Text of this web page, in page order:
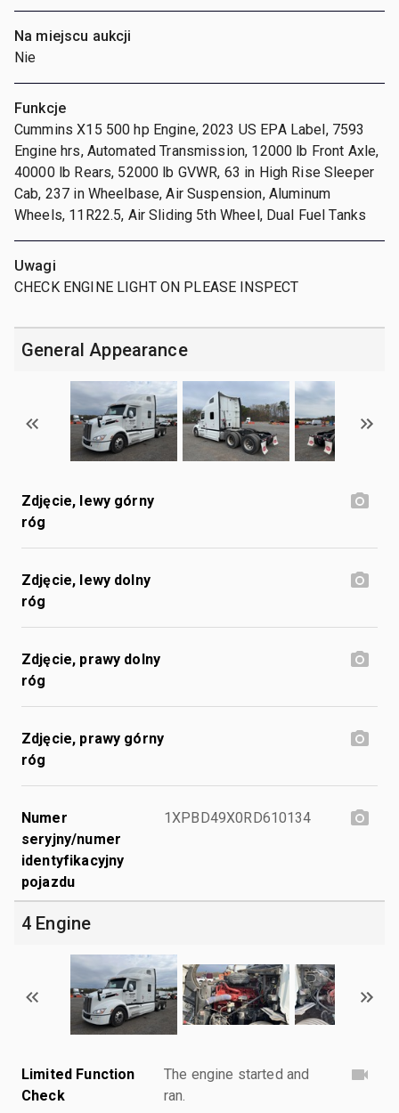
Na miejscu aukcji
Nie
Funkcje
Cummins X15 500 hp Engine, 2023 US EPA Label, 7593
Engine hrs, Automated Transmission, 12000 lb Front Axle,
40000 lb Rears, 52000 lb GVWR, 63 in High Rise Sleeper
Cab, 237 in Wheelbase, Air Suspension, Aluminum
Wheels, 11R22.5, Air Sliding 5th Wheel, Dual Fuel Tanks
Uwagi
CHECK ENGINE LIGHT ON PLEASE INSPECT
General Appearance
Zdjęcie, lewy górny
róg
Zdjęcie, lewy dolny
róg
Zdjęcie, prawy dolny
róg
Zdjęcie, prawy górny
róg
Numer
seryjny/numer
identyfikacyjny
pojazdu
1XPBD49X0RD610134
4 Engine
Limited Function
Check
The engine started and
ran.